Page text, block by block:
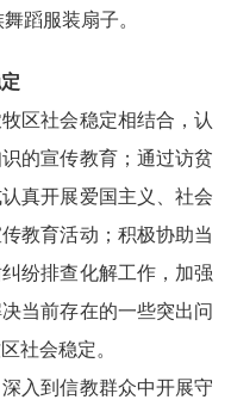
蹈服装扇子。
区社会稳定相结合，认
的宣传教育；通过访贫
真开展爱国主义、社会
教育活动；积极协助当
纷排查化解工作，加强
当前存在的一些突出问
社会稳定。
入到信教群众中开展守